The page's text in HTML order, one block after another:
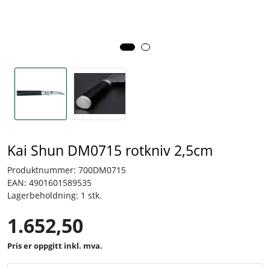
Kai Shun DM0715 rotkniv 2,5cm
Produktnummer: 700DM0715
EAN: 4901601589535
Lagerbeholdning: 1 stk.
1.652,50
inkl. mva.
Kontakt